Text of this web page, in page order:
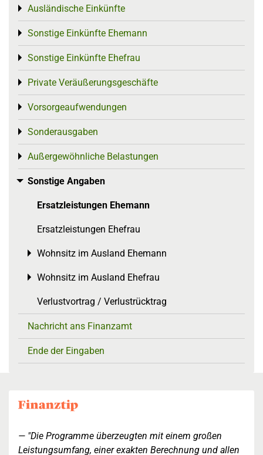
Ausländische Einkünfte
Toggle menu
Sonstige Einkünfte Ehemann
Toggle menu
Sonstige Einkünfte Ehefrau
Toggle menu
Private Veräußerungsgeschäfte
Toggle menu
Vorsorgeaufwendungen
Toggle menu
Sonderausgaben
Toggle menu
Außergewöhnliche Belastungen
Toggle menu
Sonstige Angaben
Toggle menu
Ersatzleistungen Ehemann
Ersatzleistungen Ehefrau
Wohnsitz im Ausland Ehemann
Toggle menu
Wohnsitz im Ausland Ehefrau
Toggle menu
Verlustvortrag / Verlustrücktrag
Nachricht ans Finanzamt
Ende der Eingaben
"Die Programme überzeugten mit einem großen
Leistungsumfang, einer exakten Berechnung und allen